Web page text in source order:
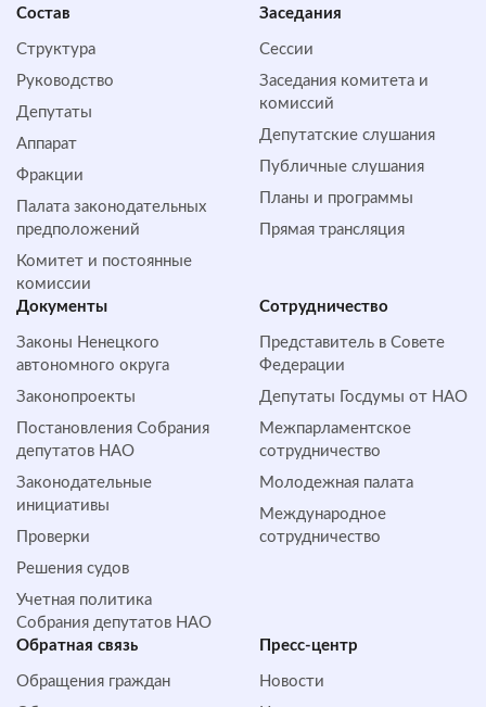
Состав
Структура
Руководство
Депутаты
Аппарат
Фракции
Палата законодательных
предположений
Комитет и постоянные
комиссии
Заседания
Сессии
Заседания комитета и
комиссий
Депутатские слушания
Публичные слушания
Планы и программы
Прямая трансляция
Документы
Законы Ненецкого
автономного округа
Законопроекты
Постановления Собрания
депутатов НАО
Законодательные
инициативы
Проверки
Решения судов
Учетная политика
Собрания депутатов НАО
Сотрудничество
Представитель в Совете
Федерации
Депутаты Госдумы от НАО
Межпарламентское
сотрудничество
Молодежная палата
Международное
сотрудничество
Обратная cвязь
Обращения граждан
Пресс-центр
Новости